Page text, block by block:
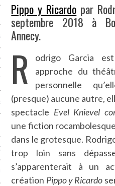
EN VOD
Pippo y Ricardo par
septembre 2018 à
Annecy.
R
odrigo Garcia
approche du
personnelle
(presque) aucune autre,
spectacle Evel Knievel
une fiction
dans le grotesque.
trop loin sans
s’apparenterait à un
création Pippo y Ricardo